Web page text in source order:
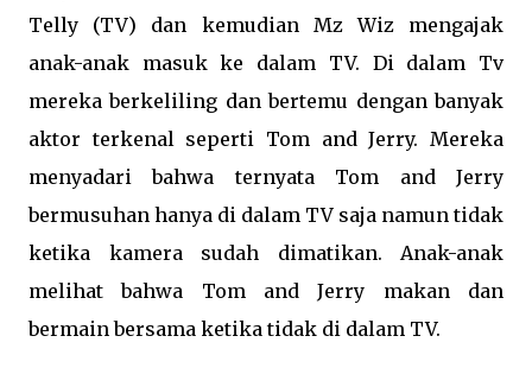
Telly (TV) dan kemudian Mz Wiz mengajak
anak-anak masuk ke dalam TV. Di dalam Tv
mereka berkeliling dan bertemu dengan banyak
aktor terkenal seperti Tom and Jerry. Mereka
menyadari bahwa ternyata Tom and Jerry
bermusuhan hanya di dalam TV saja namun tidak
ketika kamera sudah dimatikan. Anak-anak
melihat bahwa Tom and Jerry makan dan
bermain bersama ketika tidak di dalam TV.